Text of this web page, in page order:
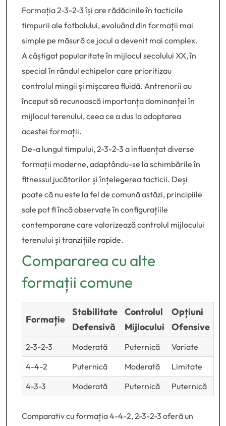
Formația 2-3-2-3 își are rădăcinile în tacticile
timpurii ale fotbalului, evoluând din formații mai
simple pe măsură ce jocul a devenit mai complex.
A câștigat popularitate în mijlocul secolului XX, în
special în rândul echipelor care prioritizau
controlul mingii și mișcarea fluidă. Antrenorii au
început să recunoască importanța dominanței în
mijlocul terenului, ceea ce a dus la adoptarea
acestei formații.
De-a lungul timpului, 2-3-2-3 a influențat diverse
formații moderne, adaptându-se la schimbările în
fitnessul jucătorilor și înțelegerea tacticii. Deși
poate că nu este la fel de comună astăzi, principiile
sale pot fi încă observate în configurațiile
contemporane care valorizează controlul mijlocului
terenului și tranzițiile rapide.
Compararea cu alte
formații comune
Formație
Stabilitate
Defensivă
Controlul
Mijlocului
Opțiuni
Ofensive
2-3-2-3 Moderată Puternică
Variate
4-4-2
Puternică Moderată
Limitate
4-3-3
Moderată Puternică Puternică
Comparativ cu formația 4-4-2, 2-3-2-3 oferă un